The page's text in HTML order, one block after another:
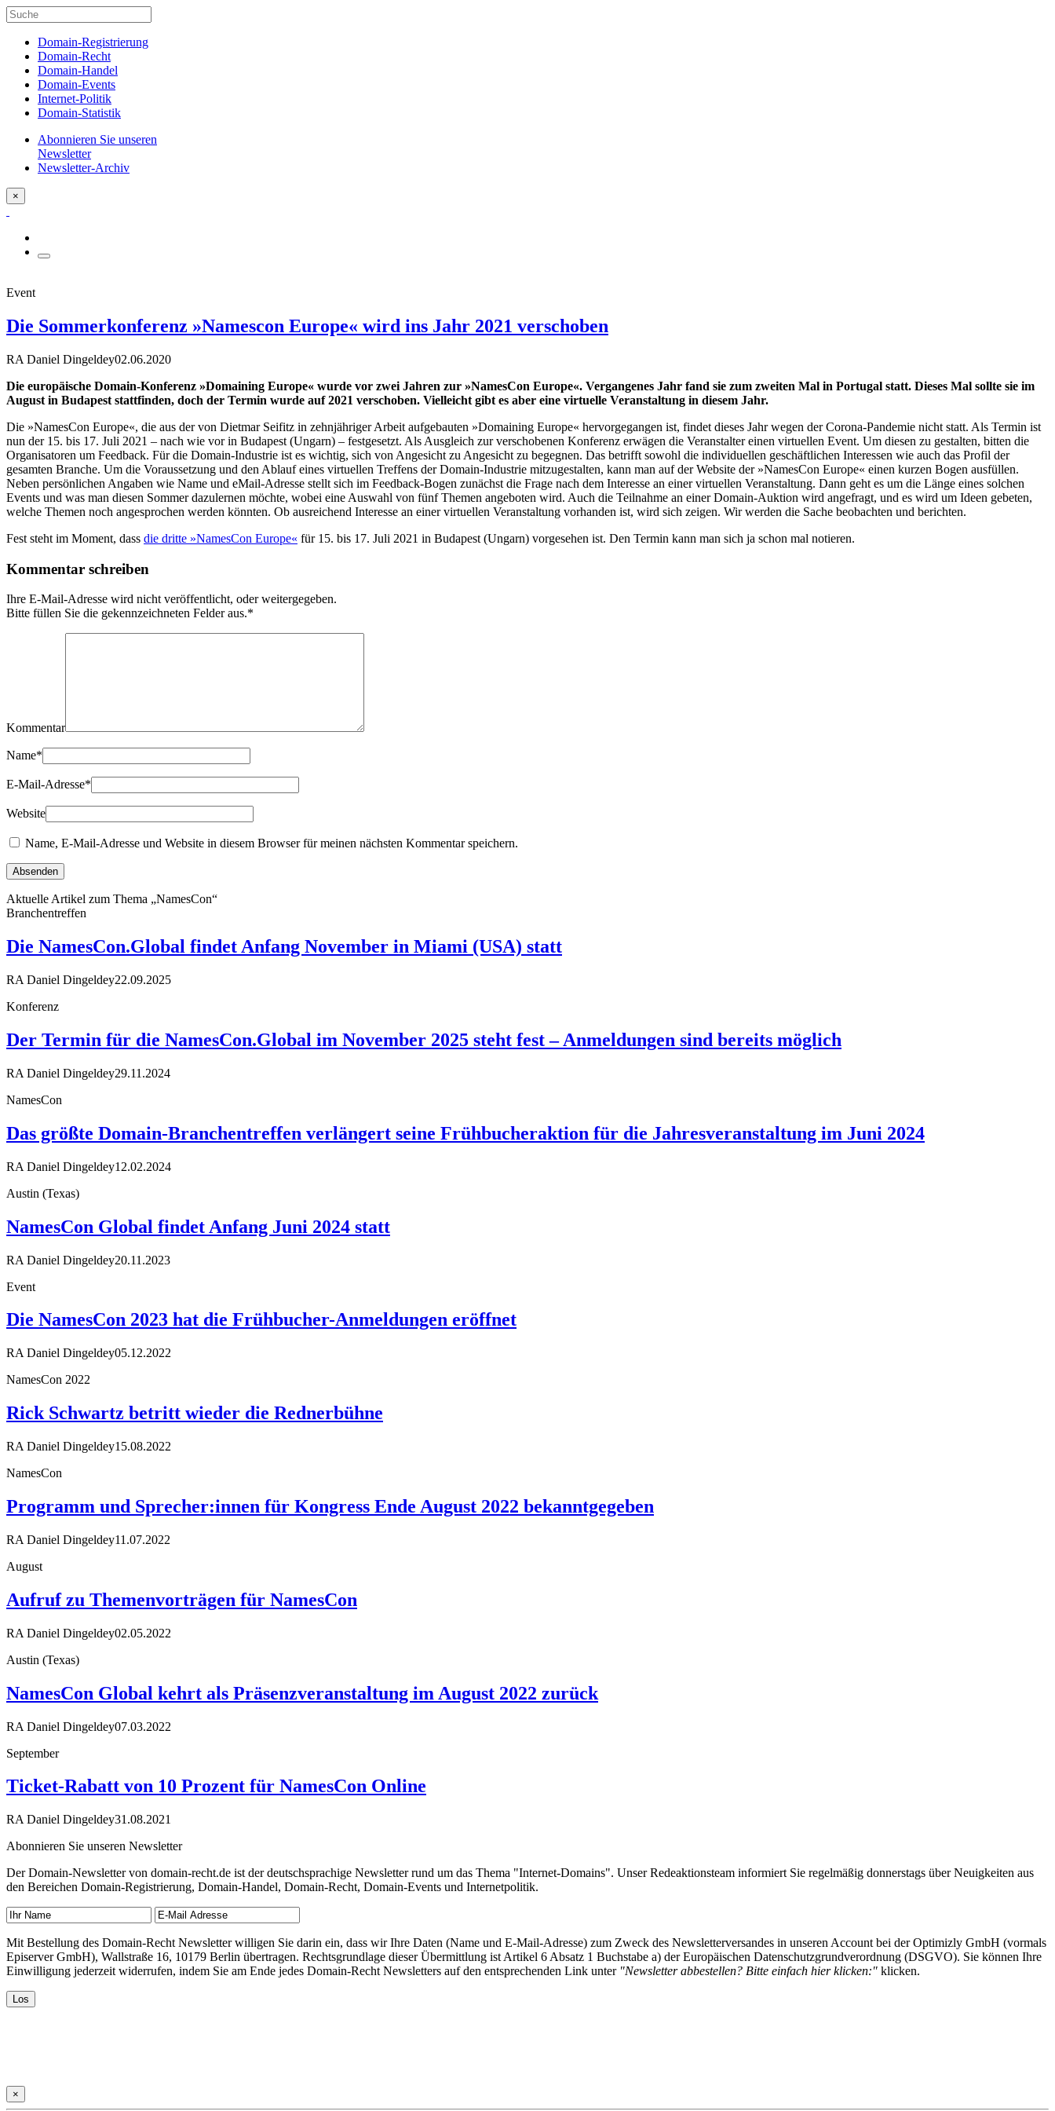
Domain-Registrierung
Domain-Recht
Domain-Handel
Domain-Events
Internet-Politik
Domain-Statistik
Abonnieren Sie unseren
Newsletter
Newsletter-Archiv
×
Event
Die Sommerkonferenz »Namescon Europe« wird ins Jahr 2021 verschoben
RA Daniel Dingeldey02.06.2020
Die europäische Domain-Konferenz »Domaining Europe« wurde vor zwei Jahren zur »NamesCon Europe«. Vergangenes Jahr fand sie zum zweiten Mal in Portugal statt. Dieses Mal sollte sie im
August in Budapest stattfinden, doch der Termin wurde auf 2021 verschoben. Vielleicht gibt es aber eine virtuelle Veranstaltung in diesem Jahr.
Die »NamesCon Europe«, die aus der von Dietmar Seifitz in zehnjähriger Arbeit aufgebauten »Domaining Europe« hervorgegangen ist, findet dieses Jahr wegen der Corona-Pandemie nicht statt. Als Termin ist
nun der 15. bis 17. Juli 2021 – nach wie vor in Budapest (Ungarn) – festgesetzt. Als Ausgleich zur verschobenen Konferenz erwägen die Veranstalter einen virtuellen Event. Um diesen zu gestalten, bitten die
Organisatoren um Feedback. Für die Domain-Industrie ist es wichtig, sich von Angesicht zu Angesicht zu begegnen. Das betrifft sowohl die individuellen geschäftlichen Interessen wie auch das Profil der
gesamten Branche. Um die Voraussetzung und den Ablauf eines virtuellen Treffens der Domain-Industrie mitzugestalten, kann man auf der Website der »NamesCon Europe« einen kurzen Bogen ausfüllen.
Neben persönlichen Angaben wie Name und eMail-Adresse stellt sich im Feedback-Bogen zunächst die Frage nach dem Interesse an einer virtuellen Veranstaltung. Dann geht es um die Länge eines solchen
Events und was man diesen Sommer dazulernen möchte, wobei eine Auswahl von fünf Themen angeboten wird. Auch die Teilnahme an einer Domain-Auktion wird angefragt, und es wird um Ideen gebeten,
welche Themen noch angesprochen werden könnten. Ob ausreichend Interesse an einer virtuellen Veranstaltung vorhanden ist, wird sich zeigen. Wir werden die Sache beobachten und berichten.
Fest steht im Moment, dass die dritte »NamesCon Europe« für 15. bis 17. Juli 2021 in Budapest (Ungarn) vorgesehen ist. Den Termin kann man sich ja schon mal notieren.
Kommentar schreiben
Ihre E-Mail-Adresse wird nicht veröffentlicht, oder weitergegeben.
Bitte füllen Sie die gekennzeichneten Felder aus.*
Kommentar
Name*
E-Mail-Adresse*
Website
Name, E-Mail-Adresse und Website in diesem Browser für meinen nächsten Kommentar speichern.
Aktuelle Artikel zum Thema „NamesCon“
Branchentreffen
Die NamesCon.Global findet Anfang November in Miami (USA) statt
RA Daniel Dingeldey22.09.2025
Konferenz
Der Termin für die NamesCon.Global im November 2025 steht fest – Anmeldungen sind bereits möglich
RA Daniel Dingeldey29.11.2024
NamesCon
Das größte Domain-Branchentreffen verlängert seine Frühbucheraktion für die Jahresveranstaltung im Juni 2024
RA Daniel Dingeldey12.02.2024
Austin (Texas)
NamesCon Global findet Anfang Juni 2024 statt
RA Daniel Dingeldey20.11.2023
Event
Die NamesCon 2023 hat die Frühbucher-Anmeldungen eröffnet
RA Daniel Dingeldey05.12.2022
NamesCon 2022
Rick Schwartz betritt wieder die Rednerbühne
RA Daniel Dingeldey15.08.2022
NamesCon
Programm und Sprecher:innen für Kongress Ende August 2022 bekanntgegeben
RA Daniel Dingeldey11.07.2022
August
Aufruf zu Themenvorträgen für NamesCon
RA Daniel Dingeldey02.05.2022
Austin (Texas)
NamesCon Global kehrt als Präsenzveranstaltung im August 2022 zurück
RA Daniel Dingeldey07.03.2022
September
Ticket-Rabatt von 10 Prozent für NamesCon Online
RA Daniel Dingeldey31.08.2021
Abonnieren Sie unseren Newsletter
Der Domain-Newsletter von domain-recht.de ist der deutschsprachige Newsletter rund um das Thema "Internet-Domains". Unser Redeaktionsteam informiert Sie regelmäßig donnerstags über Neuigkeiten aus
den Bereichen Domain-Registrierung, Domain-Handel, Domain-Recht, Domain-Events und Internetpolitik.
Mit Bestellung des Domain-Recht Newsletter willigen Sie darin ein, dass wir Ihre Daten (Name und E-Mail-Adresse) zum Zweck des Newsletterversandes in unseren Account bei der Optimizly GmbH (vormals
Episerver GmbH), Wallstraße 16, 10179 Berlin übertragen. Rechtsgrundlage dieser Übermittlung ist Artikel 6 Absatz 1 Buchstabe a) der Europäischen Datenschutzgrundverordnung (DSGVO). Sie können Ihre
Einwilligung jederzeit widerrufen, indem Sie am Ende jedes Domain-Recht Newsletters auf den entsprechenden Link unter "Newsletter abbestellen? Bitte einfach hier klicken:" klicken.
×